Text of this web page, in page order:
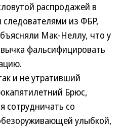
распродажей в
из ФБР,
Мак-Неллу, что у
фальсифицировать
и не утративший
Брюс,
сотрудничать со
улыбкой,